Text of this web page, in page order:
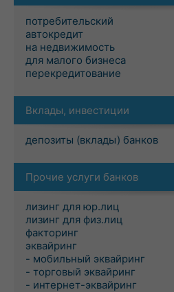
потребительский
автокредит
на недвижимость
для малого бизнеса
перекредитование
Вклады, инвестиции
депозиты (вклады) банков
Прочие услуги банков
лизинг для юр.лиц
лизинг для физ.лиц
факторинг
эквайринг
- мобильный эквайринг
- торговый эквайринг
- интернет-эквайринг